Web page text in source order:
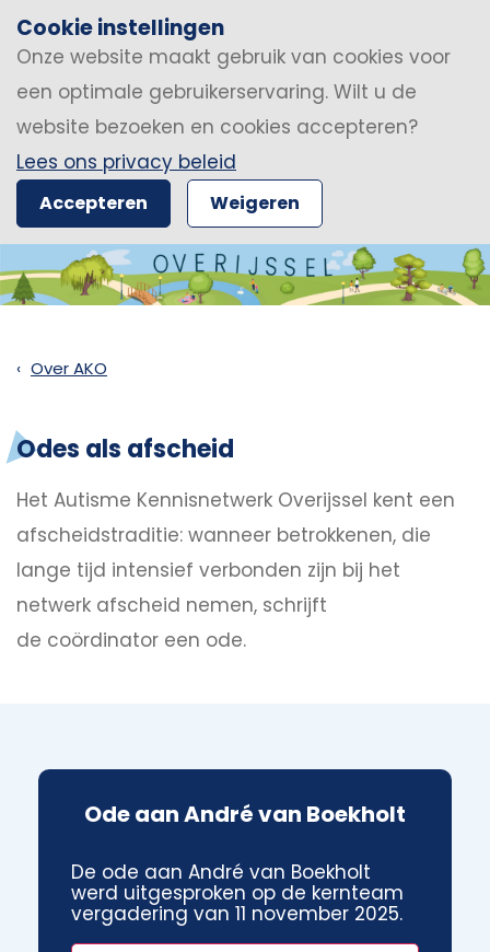
Cookie instellingen
Onze website maakt gebruik van cookies voor
een optimale gebruikerservaring. Wilt u de
website bezoeken en cookies accepteren?
Lees ons privacy beleid
Accepteren Weigeren
Over AKO
Odes als afscheid
Het Autisme Kennisnetwerk Overijssel kent een
afscheidstraditie: wanneer betrokkenen, die
lange tijd intensief verbonden zijn bij het
netwerk afscheid nemen, schrijft
de coördinator een ode.
Ode aan André van Boekholt
De ode aan André van Boekholt
werd uitgesproken op de kernteam
vergadering van 11 november 2025.